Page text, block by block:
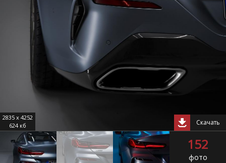
2835 x 4252
624 кб
Скачать
152
фото